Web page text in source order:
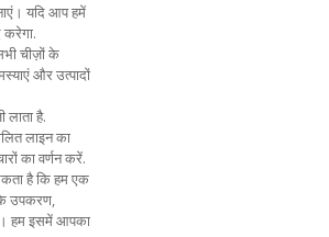
यदि आप हमें
चीज़ों के
और उत्पादों
है.
लाइन का
का वर्णन करें.
है कि हम एक
के उपकरण,
हम इसमें आपका